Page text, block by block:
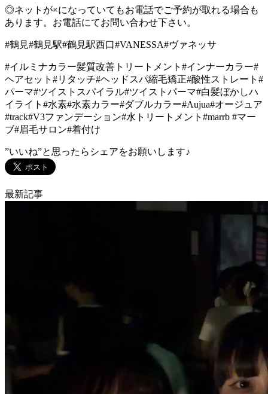
◎ネットが×になっていてもお電話でご予約が取れる場合も
あります。お電話にてお問い合わせ下さい。
#鶴見#鶴見駅#鶴見駅西口#VANESSA#ヴァネッサ
#イルミナカラー髪質改善トリートメント#インナーカラー#
ヘアセット#リタッチ#ヘッドスパ縮毛矯正#酸性ストレート#
パーマ#ツイストスパイラル#ツイストパーマ#白髪ぼかしハ
イライト#水素#水素カラー#ダブルカラー#Aujua#オージュア
#track#V3ファンデーション#水トリートメント#marrb #マー
ブ#眉毛サロン#着付け
”いいね”と思ったらシェアをお願いします♪
最新記事